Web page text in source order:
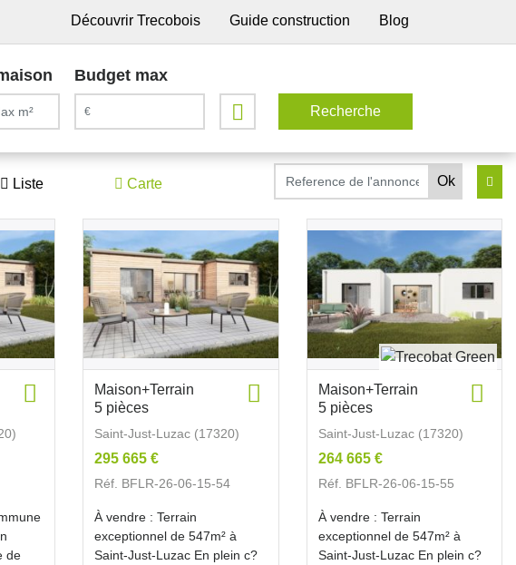
Découvrir Trecobois Guide construction Blog
Budget max
Liste Carte
de
Maison+Terrain
5 pièces
Saint-Just-Luzac (17320)
295 665 €
Réf. BFLR-26-06-15-54
À vendre : Terrain
exceptionnel de 547m² à
Saint-Just-Luzac En plein c?
Maison+Terrain
5 pièces
Saint-Just-Luzac (17320)
264 665 €
Réf. BFLR-26-06-15-55
À vendre : Terrain
exceptionnel de 547m² à
Saint-Just-Luzac En plein c?